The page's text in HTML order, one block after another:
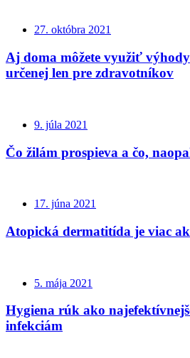
27. októbra 2021
Aj doma môžete využiť
určenej len pre zdravotníkov
9. júla 2021
Čo žilám prospieva a čo,
17. júna 2021
Atopická dermatitída je viac
5. mája 2021
Hygiena rúk ako
infekciám